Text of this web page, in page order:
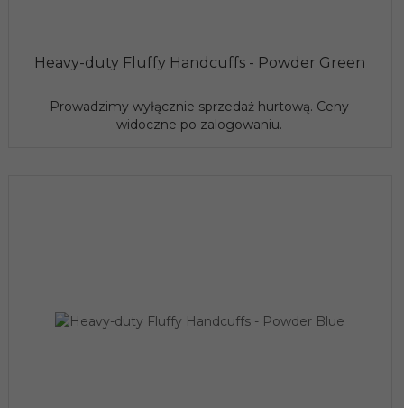
Heavy-duty Fluffy Handcuffs - Powder Green
Prowadzimy wyłącznie sprzedaż hurtową. Ceny
widoczne po zalogowaniu.